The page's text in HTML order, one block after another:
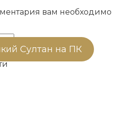
вам необходимо
Султан на ПК